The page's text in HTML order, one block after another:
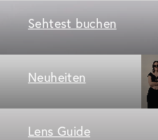
Sehtest buchen
Neuheiten
Lens Guide